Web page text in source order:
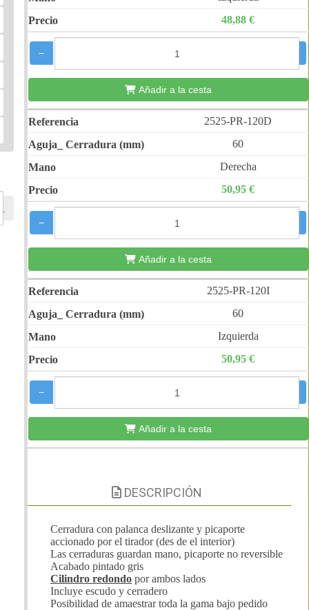
48,88 €
−
Añadir a la cesta
2525-PR-120D
60
Derecha
50,95 €
−
Añadir a la cesta
2525-PR-120I
60
Izquierda
50,95 €
−
Añadir a la cesta
DESCRIPCIÓN
Cerradura con palanca deslizante y picaporte
accionado por el tirador (des de el interior)
Las cerraduras guardan mano, picaporte no reversible
Acabado pintado gris
Cilindro redondo por ambos lados
Incluye escudo y cerradero
Posibilidad de amaestrar toda la gama bajo pedido